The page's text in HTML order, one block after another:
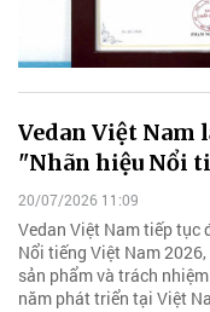
Vedan Việt Nam
"Nhãn hiệu Nổi
20/07/2026 11:09
Vedan Việt Nam tiếp tục
Nổi tiếng Việt Nam
sản phẩm và trách
năm phát triển tại Việt